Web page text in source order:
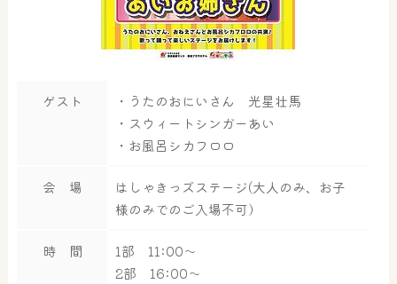
ゲスト
・うたのおにいさん 光星壮馬
・スウィートシンガーあい
・お風呂シカフロロ
会 場
はしゃきっズステージ(大人のみ、お子
様のみでのご入場不可）
時 間
1部 11:00～
2部 16:00～